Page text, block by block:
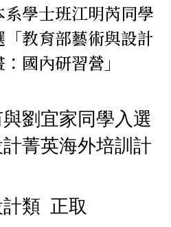
系學士班江明芮同學
教育部藝術與設計
國內研習營」
劉宜家同學入選
菁英海外培訓計
類 正取